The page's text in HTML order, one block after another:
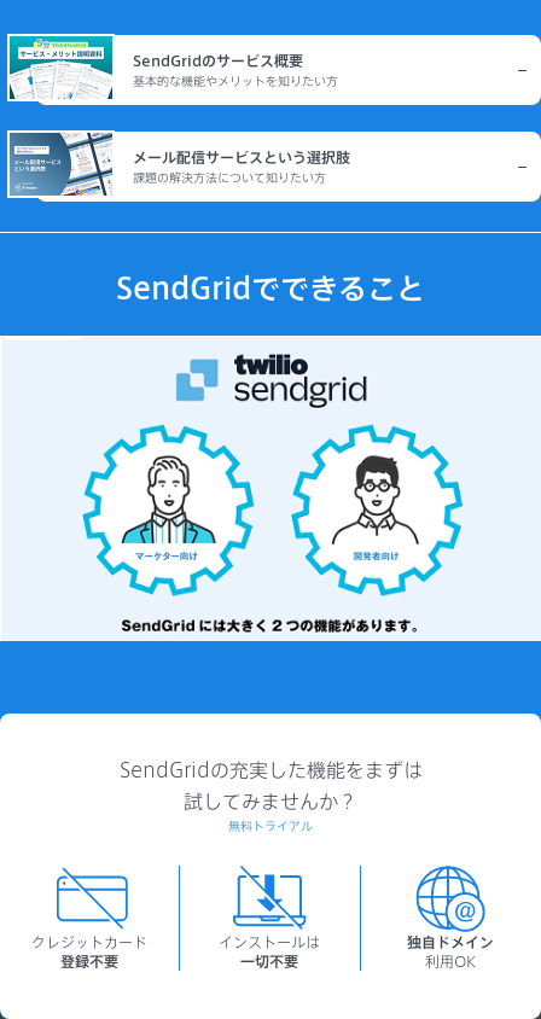
SendGridのサービス概要
基本的な機能やメリットを知りたい方
メール配信サービスという選択肢
課題の解決方法について知りたい方
SendGridでできること
クレジットカード
登録不要
インストールは
一切不要
独自ドメイン
利用OK
SendGridの充実した機能をまずは
試してみませんか？
無料トライアル